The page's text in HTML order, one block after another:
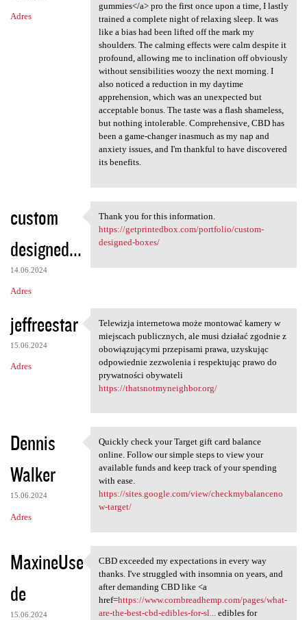
Adres
gummies</a> pro the first once upon a time, I lastly
trained a complete night of relaxing sleep. It was
like a bias had been lifted off the mark my
shoulders. The calming effects were calm despite it
profound, allowing me to inclination off obviously
without sensibilities woozy the next morning. I
also noticed a reduction in my daytime
apprehension, which was an unexpected but
acceptable bonus. The taste was a flash shameless,
but nothing intolerable. Comprehensive, CBD has
been a game-changer inasmuch as my nap and
anxiety issues, and I'm thankful to have discovered
its benefits.
custom
designed...
14.06.2024
Adres
Thank you for this
Thank you for this information.
https://getprintedbox.com/portfolio/custom-
designed-boxes/
jeffreestar
15.06.2024
Adres
Telewizja internetowa może
Telewizja internetowa może montować kamery w
miejscach publicznych, ale musi działać zgodnie z
obowiązującymi przepisami prawa, uzyskując
odpowiednie zezwolenia i respektując prawo do
prywatności obywateli
https://thatsnotmyneighbor.org/
Dennis
Walker
15.06.2024
Adres
Quickly check your Target
Quickly check your Target gift card balance
online. Follow our simple steps to view your
available funds and keep track of your spending
with ease.
https://sites.google.com/view/checkmybalanceno
w-target/
MaxineUse
de
15.06.2024
CBD exceeded my expectations
CBD exceeded my expectations in every way
thanks. I've struggled with insomnia on years, and
after demanding CBD like <a
href=https://www.cornbreadhemp.com/pages/what-
are-the-best-cbd-edibles-for-sl...edibles for